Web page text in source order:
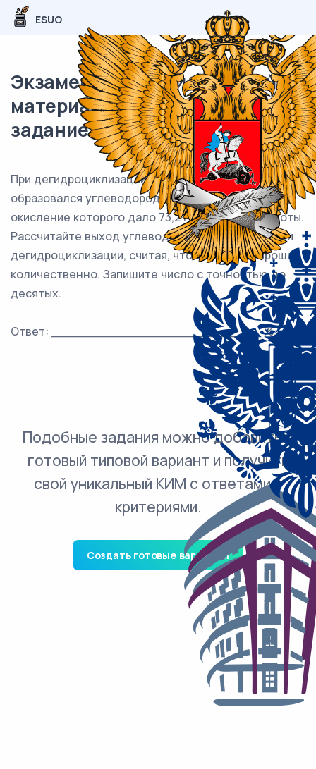
ESUO
Экзаменационный (типовой)
материал ЕГЭ / Химия / 28
задание (24) / 54
При дегидроциклизации октана массой 171 г
образовался углеводород, количественное
окисление которого дало 73,2 г бензойной кислоты.
Рассчитайте выход углеводорода (в %) в реакции
дегидроциклизации, считая, что окисление прошло
количественно. Запишите число с точностью до
десятых.
Ответ: ___________________________ %.
Подобные задания можно добавить в
готовый типовой вариант и получить
свой уникальный КИМ с ответами и
критериями.
Создать готовые варианты